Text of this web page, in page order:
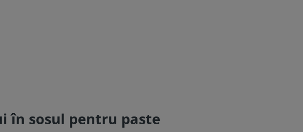
în sosul pentru paste